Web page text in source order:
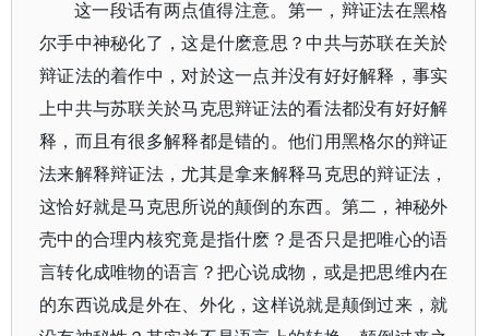
这一段话有两点值得注意。第一，辩证法在黑格
尔手中神秘化了，这是什麽意思？中共与苏联在关於
辩证法的着作中，对於这一点并没有好好解释，事实
上中共与苏联关於马克思辩证法的看法都没有好好解
释，而且有很多解释都是错的。他们用黑格尔的辩证
法来解释辩证法，尤其是拿来解释马克思的辩证法，
这恰好就是马克思所说的颠倒的东西。第二，神秘外
壳中的合理内核究竟是指什麽？是否只是把唯心的语
言转化成唯物的语言？把心说成物，或是把思维内在
的东西说成是外在、外化，这样说就是颠倒过来，就